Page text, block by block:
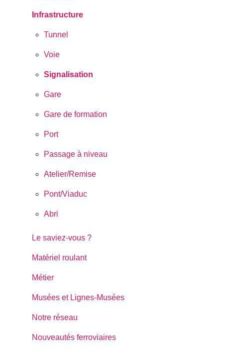
Infrastructure
Tunnel
Voie
Signalisation
Gare
Gare de formation
Port
Passage à niveau
Atelier/Remise
Pont/Viaduc
Abri
Le saviez-vous ?
Matériel roulant
Métier
Musées et Lignes-Musées
Notre réseau
Nouveautés ferroviaires